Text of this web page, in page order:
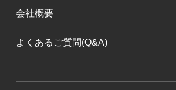
会社概要
よくあるご質問(Q&A)